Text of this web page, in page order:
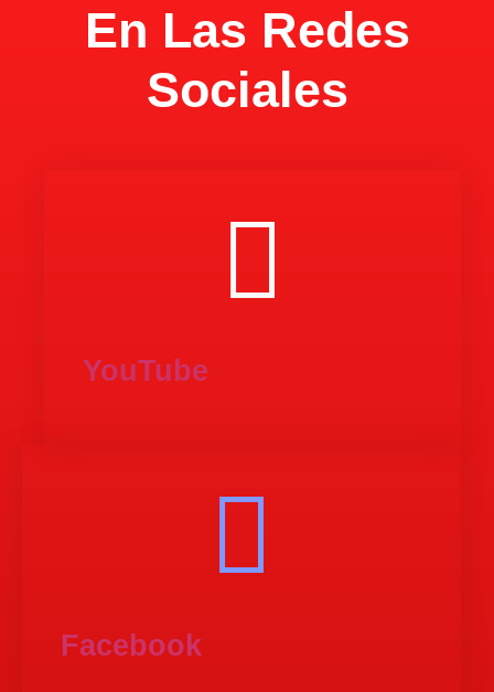
En Las Redes
Sociales
YouTube
Facebook